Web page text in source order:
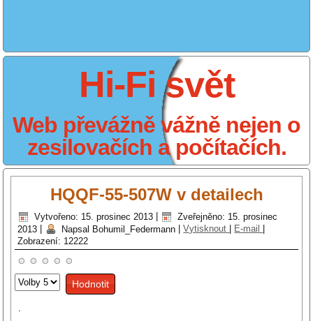
Hi-Fi svět
Web převážně vážně nejen o
zesilovačích a počítačích.
HQQF-55-507W v detailech
Vytvořeno: 15. prosinec 2013
Zveřejněno: 15. prosinec
2013
Napsal Bohumil_Federmann |Vytisknout E-mail
Zobrazení: 12222
Hodnoťte
prosím
.